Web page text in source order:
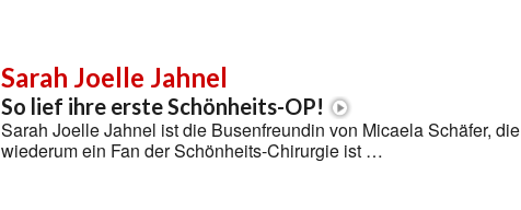
Sarah Joelle Jahnel
So lief ihre erste Schönheits-OP!
Sarah Joelle Jahnel ist die Busenfreundin von Micaela Schäfer, die
wiederum ein Fan der Schönheits-Chirurgie ist …